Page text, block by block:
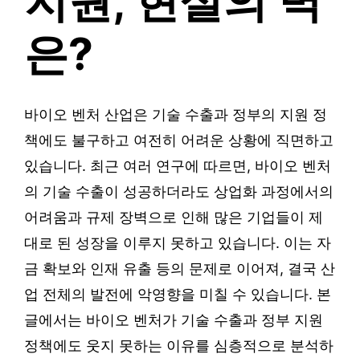
은?
바이오 벤처 산업은 기술 수출과 정부의 지원 정
책에도 불구하고 여전히 어려운 상황에 직면하고
있습니다. 최근 여러 연구에 따르면, 바이오 벤처
의 기술 수출이 성공하더라도 상업화 과정에서의
어려움과 규제 장벽으로 인해 많은 기업들이 제
대로 된 성장을 이루지 못하고 있습니다. 이는 자
금 확보와 인재 유출 등의 문제로 이어져, 결국 산
업 전체의 발전에 악영향을 미칠 수 있습니다. 본
글에서는 바이오 벤처가 기술 수출과 정부 지원
정책에도 웃지 못하는 이유를 심층적으로 분석하